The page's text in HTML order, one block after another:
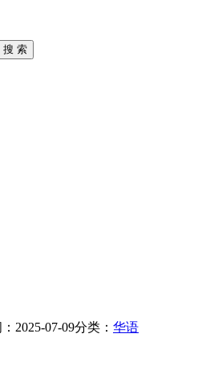
搜 索
：2025-07-09分类： 华语